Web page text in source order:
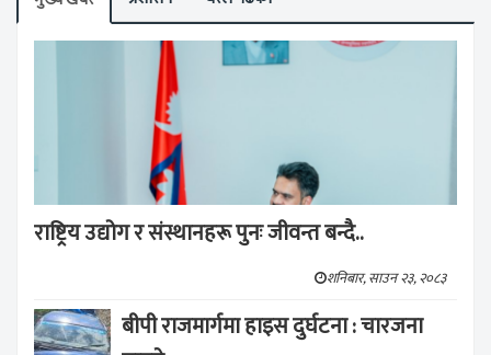
राष्ट्रिय उद्योग र संस्थानहरू पुनः जीवन्त बन्दै..
शनिबार, साउन २३, २०८३
बीपी राजमार्गमा हाइस दुर्घटना : चारजना